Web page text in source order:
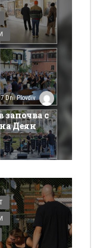
7 Dni Plovdiv
започва с
Деян